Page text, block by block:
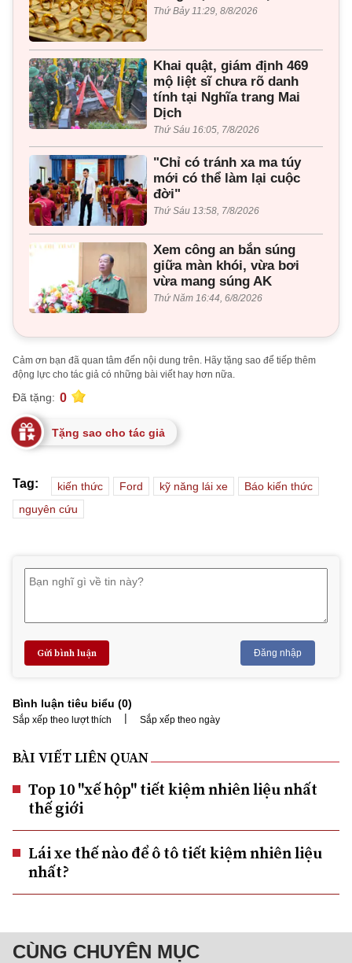
Thứ Bảy 11:29, 8/8/2026
Khai quật, giám định 469
mộ liệt sĩ chưa rõ danh
tính tại Nghĩa trang Mai
Dịch
Thứ Sáu 16:05, 7/8/2026
"Chỉ có tránh xa ma túy
mới có thể làm lại cuộc
đời"
Thứ Sáu 13:58, 7/8/2026
Xem công an bắn súng
giữa màn khói, vừa bơi
vừa mang súng AK
Thứ Năm 16:44, 6/8/2026
Cảm ơn bạn đã quan tâm đến nội dung trên. Hãy tặng sao để tiếp thêm
động lực cho tác giả có những bài viết hay hơn nữa.
Đã tặng: 0
Tặng sao cho tác giả
Tag: kiến thức Ford kỹ năng lái xe
Báo kiến thức
nguyên cứu
Gửi bình luận Đăng nhập
Bình luận tiêu biểu (0)
Sắp xếp theo lượt thích | Sắp xếp theo ngày
BÀI VIẾT LIÊN QUAN
Top 10 "xế hộp" tiết kiệm nhiên liệu nhất
thế giới
Lái xe thế nào để ô tô tiết kiệm nhiên liệu
nhất?
CÙNG CHUYÊN MỤC